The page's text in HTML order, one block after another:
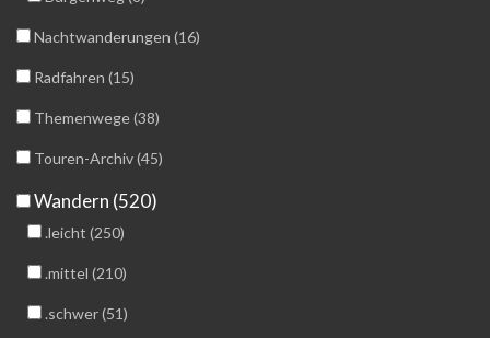
Nachtwanderungen (16)
Radfahren (15)
Themenwege (38)
Touren-Archiv (45)
Wandern (520)
.leicht (250)
.mittel (210)
.schwer (51)